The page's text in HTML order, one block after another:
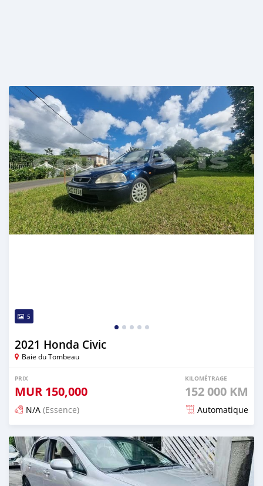
5
2021 Honda Civic
Baie du Tombeau
PRIX
MUR 150,000
KILOMÉTRAGE
152 000 KM
N/A (Essence) Automatique
Publié il y a plus d'un an